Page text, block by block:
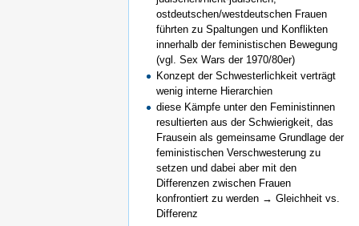
ostdeutschen/westdeutschen Frauen
führten zu Spaltungen und Konflikten
innerhalb der feministischen Bewegung
(vgl. Sex Wars der 1970/80er)
Konzept der Schwesterlichkeit verträgt
wenig interne Hierarchien
diese Kämpfe unter den Feministinnen
resultierten aus der Schwierigkeit, das
Frausein als gemeinsame Grundlage der
feministischen Verschwesterung zu
setzen und dabei aber mit den
Differenzen zwischen Frauen
konfrontiert zu werden → Gleichheit vs.
Differenz